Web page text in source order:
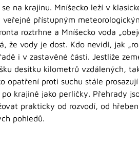
na krajinu. Mníšecko leží v
přístupným
roztrhne a Mníšecko voda
že vody je dost. Kdo nevidí, jak
i v zastavěné části. Jestliže
desítku kilometrů vzdálených,
opatření proti suchu stále
krajině jako perličky. Přehrady
prakticky od rozvodí, od
pohledů.